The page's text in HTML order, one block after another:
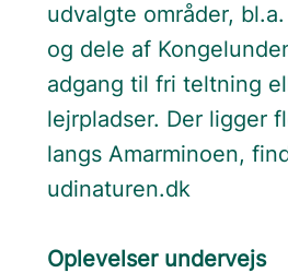
udvalgte områder,
og dele af
adgang til fri teltning
lejrpladser. Der ligger
langs Amarminoen,
udinaturen.dk
Oplevelser undervejs